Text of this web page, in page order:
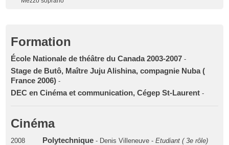
Formation
École Nationale de théâtre du Canada 2003-2007 -
Stage de Butô, Maître Juju Alishina, compagnie Nuba (
France 2006) -
DEC en Cinéma et communication, Cégep St-Laurent -
Cinéma
2008 Polytechnique- Denis Villeneuve - Etudiant ( 3e rôle)